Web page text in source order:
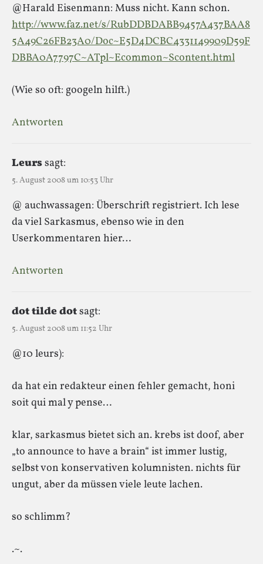
@Harald Eisenmann: Muss nicht. Kann schon.
http://www.faz.net/s/RubDDBDABB9457A437BAA8
5A49C26FB23A0/Doc~E5D4DCBC4331149909D59F
DBBA0A7797C~ATpl~Ecommon~Scontent.html
(Wie so oft: googeln hilft.)
Antworten
Leurssagt:
5. August 2008 um 10:53 Uhr
@ auchwassagen: Überschrift registriert. Ich lese
da viel Sarkasmus, ebenso wie in den
Userkommentaren hier…
Antworten
dot tilde dotsagt:
5. August 2008 um 11:52 Uhr
@10 leurs):
da hat ein redakteur einen fehler gemacht, honi
soit qui mal y pense…
klar, sarkasmus bietet sich an. krebs ist doof, aber
„to announce to have a brain“ ist immer lustig,
selbst von konservativen kolumnisten. nichts für
ungut, aber da müssen viele leute lachen.
so schlimm?
.~.